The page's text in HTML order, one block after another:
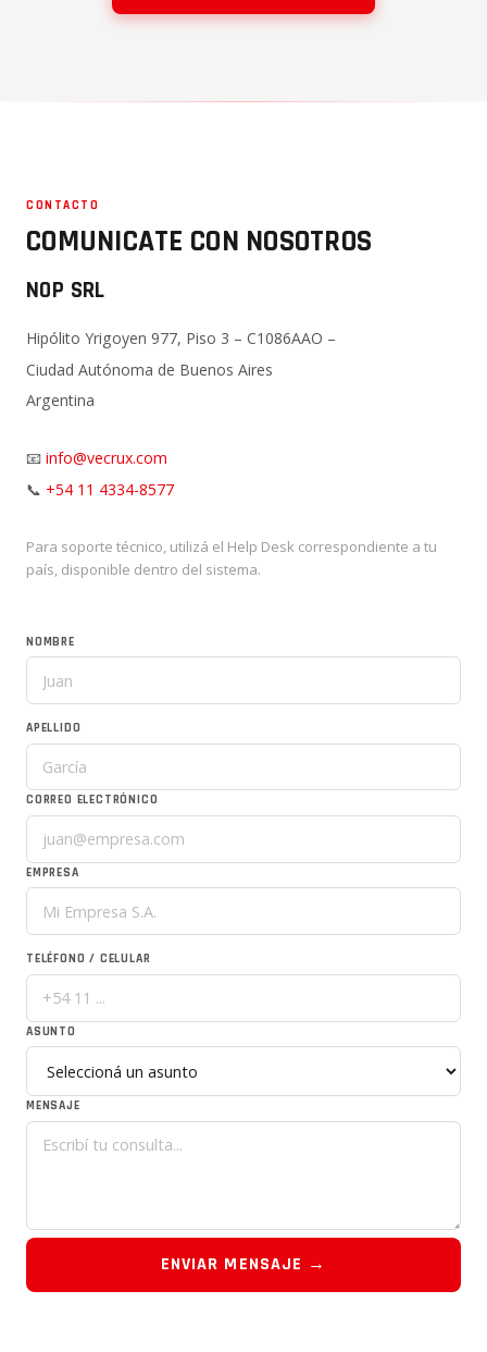
CONTACTO
COMUNICATE CON NOSOTROS
NOP SRL
Hipólito Yrigoyen 977, Piso 3 – C1086AAO –
Ciudad Autónoma de Buenos Aires
Argentina
📧 info@vecrux.com
📞 +54 11 4334-8577
Para soporte técnico, utilizá el Help Desk correspondiente a tu
país, disponible dentro del sistema.
NOMBRE
APELLIDO
CORREO ELECTRÓNICO
EMPRESA
TELÉFONO / CELULAR
ASUNTO
MENSAJE
ENVIAR MENSAJE →